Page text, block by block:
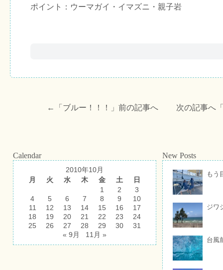
ポイント：ウーマガイ・イマズニ・親子岩
←「 ブルー！！！ 」前の記事へ 次の記事へ
Calendar
2010年10月
月
火 水 木 金 土
日
1
2
3
4
5 6 7 8 9
10
11
12 13 14 15 16
17
18
19 20 21 22 23
24
25
26 27 28 29 30
31
« 9月
11月 »
New Posts
もう
ジワ
台風